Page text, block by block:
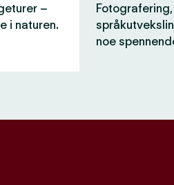
–
i naturen.
noe